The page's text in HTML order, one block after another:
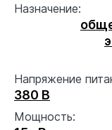
Назначение:
Напряжение
380 В
Мощность: